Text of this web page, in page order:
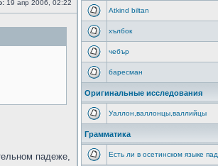
19 апр 2006, 02:22
падеже,
Atkind biltan
хълбок
чебър
баресман
Оригинальные исследования
Уаллон,валлонцы,валлийцы
Грамматика
Есть ли в осетинском языке